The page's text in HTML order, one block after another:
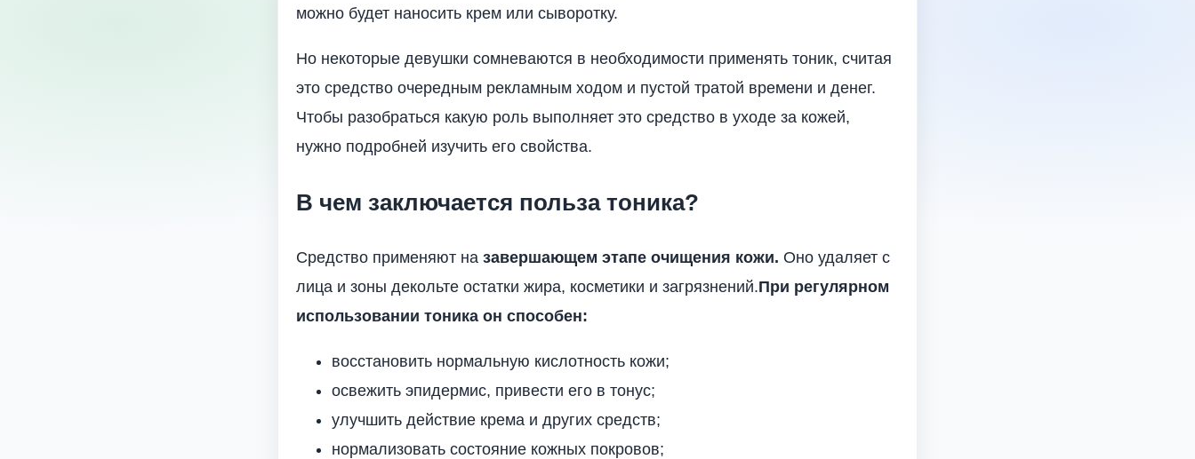
можно будет наносить крем или сыворотку.
Но некоторые девушки сомневаются в необходимости применять тоник, считая
это средство очередным рекламным ходом и пустой тратой времени и денег.
Чтобы разобраться какую роль выполняет это средство в уходе за кожей,
нужно подробней изучить его свойства.
В чем заключается польза тоника?
Средство применяют на завершающем этапе очищения кожи. Оно удаляет с
лица и зоны декольте остатки жира, косметики и загрязнений.При регулярном
использовании тоника он способен:
восстановить нормальную кислотность кожи;
освежить эпидермис, привести его в тонус;
улучшить действие крема и других средств;
нормализовать состояние кожных покровов;